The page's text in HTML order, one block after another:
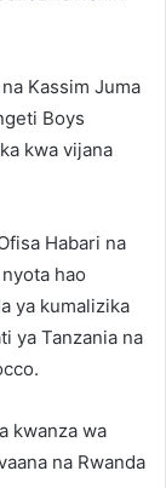
Kassim Juma
Boys
kwa vijana
Habari na
hao
ya kumalizika
ya Tanzania na
kwanza wa
na Rwanda